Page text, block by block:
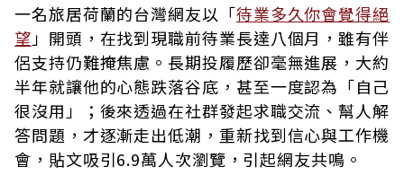
一名旅居荷蘭的台灣網友以「待業多久你會覺得絕
望 」開頭，在找到現職前待業長達八個月，雖有伴
侶支持仍難掩焦慮。長期投履歷卻毫無進展，大約
半年就讓他的心態跌落谷底，甚至一度認為「自己
很沒用」；後來透過在社群發起求職交流、幫人解
答問題，才逐漸走出低潮，重新找到信心與工作機
會，貼文吸引6.9萬人次瀏覽，引起網友共鳴。